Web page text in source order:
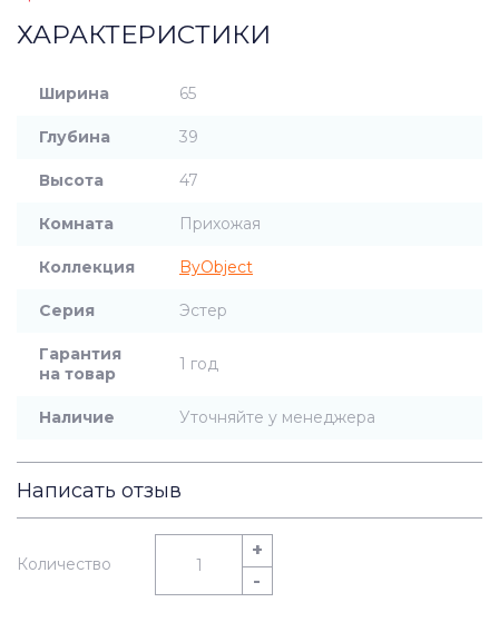
ХАРАКТЕРИСТИКИ
Ширина 65
Глубина 39
Высота 47
Комната Прихожая
Коллекция ByObject
Серия Эстер
Гарантия
на товар
1 год
Наличие Уточняйте у менеджера
Написать отзыв
Количество
+
-